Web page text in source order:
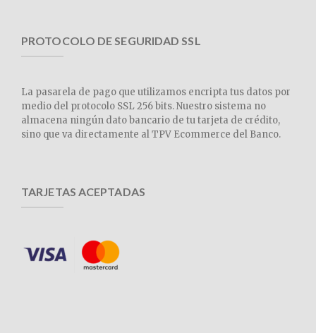
PROTOCOLO DE SEGURIDAD SSL
La pasarela de pago que utilizamos encripta tus datos por
medio del protocolo SSL 256 bits. Nuestro sistema no
almacena ningún dato bancario de tu tarjeta de crédito,
sino que va directamente al TPV Ecommerce del Banco.
TARJETAS ACEPTADAS